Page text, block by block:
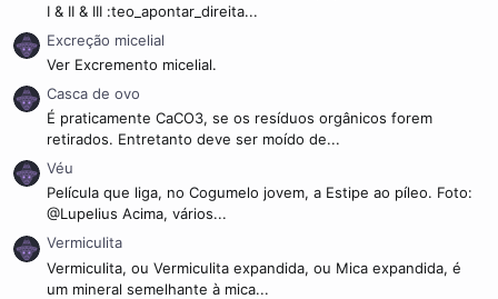
I & II & III :teo_apontar_direita...
Excreção micelial
Ver Excremento micelial.
Casca de ovo
É praticamente CaCO3, se os resíduos orgânicos forem
retirados. Entretanto deve ser moído de...
Véu
Película que liga, no Cogumelo jovem, a Estipe ao píleo. Foto:
@Lupelius Acima, vários...
Vermiculita
Vermiculita, ou Vermiculita expandida, ou Mica expandida, é
um mineral semelhante à mica...